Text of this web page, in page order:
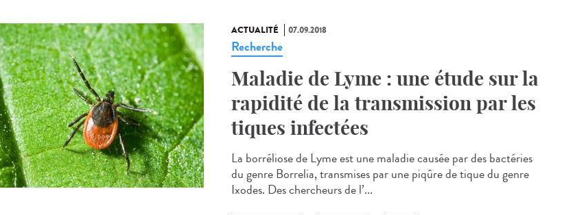
ACTUALITÉ 07.09.2018
Recherche
Maladie de Lyme : une étude sur la
rapidité de la transmission par les
tiques infectées
La borréliose de Lyme est une maladie causée par des bactéries
du genre Borrelia, transmises par une piqûre de tique du genre
Ixodes. Des chercheurs de l’...